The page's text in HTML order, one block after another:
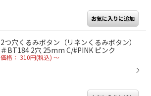
2つ穴くるみボタン（リネンくるみボタン）
＃BT184 2穴 25mm C/#PINK ピンク
価格： 310円(税込) ～